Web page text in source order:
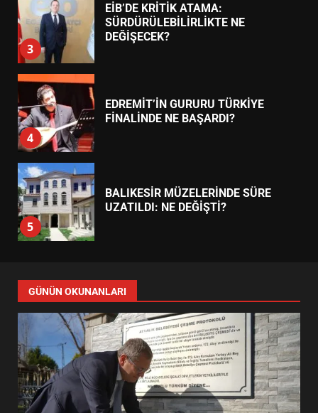
3
EİB’DE KRİTİK ATAMA:
SÜRDÜRÜLEBİLİRLİKTE NE
DEĞİŞECEK?
4
EDREMİT’İN GURURU TÜRKİYE
FİNALİNDE NE BAŞARDI?
5
BALIKESİR MÜZELERİNDE SÜRE
UZATILDI: NE DEĞİŞTİ?
6
TURNUVASI KAYITLARI NEYİ
DEĞİŞTİRİYOR?
7
BURHANİYE BELEDİYESPOR’DA
YENİ YÖNETİM NASIL
ŞEKİLLENDİ?
GÜNÜN OKUNANLARI